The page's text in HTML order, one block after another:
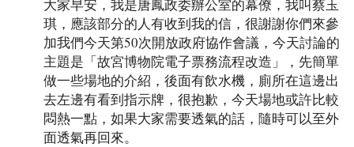
大家早安，我是唐鳳政委辦公室的幕僚，我叫蔡玉
琪，應該部分的人有收到我的信，很謝謝你們來參
加我們今天第50次開放政府協作會議，今天討論的
主題是「故宮博物院電子票務流程改造」，先簡單
做一些場地的介紹，後面有飲水機，廁所在這邊出
去左邊有看到指示牌，很抱歉，今天場地或許比較
悶熱一點，如果大家需要透氣的話，隨時可以至外
面透氣再回來。